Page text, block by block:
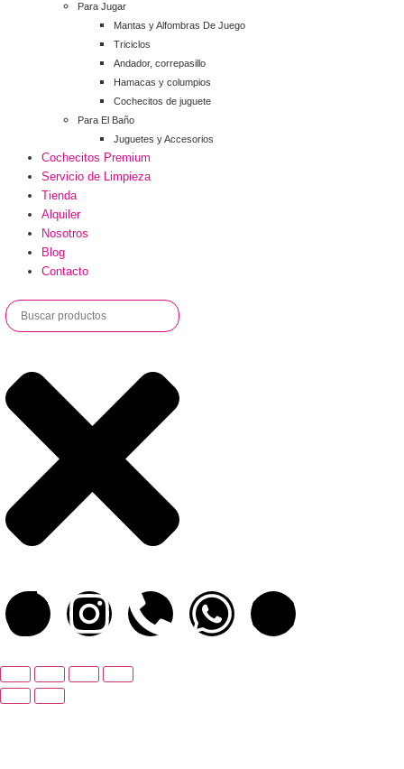
Para Jugar
Mantas y Alfombras De Juego
Triciclos
Andador, correpasillo
Hamacas y columpios
Cochecitos de juguete
Para El Baño
Juguetes y Accesorios
Cochecitos Premium
Servicio de Limpieza
Tienda
Alquiler
Nosotros
Blog
Contacto